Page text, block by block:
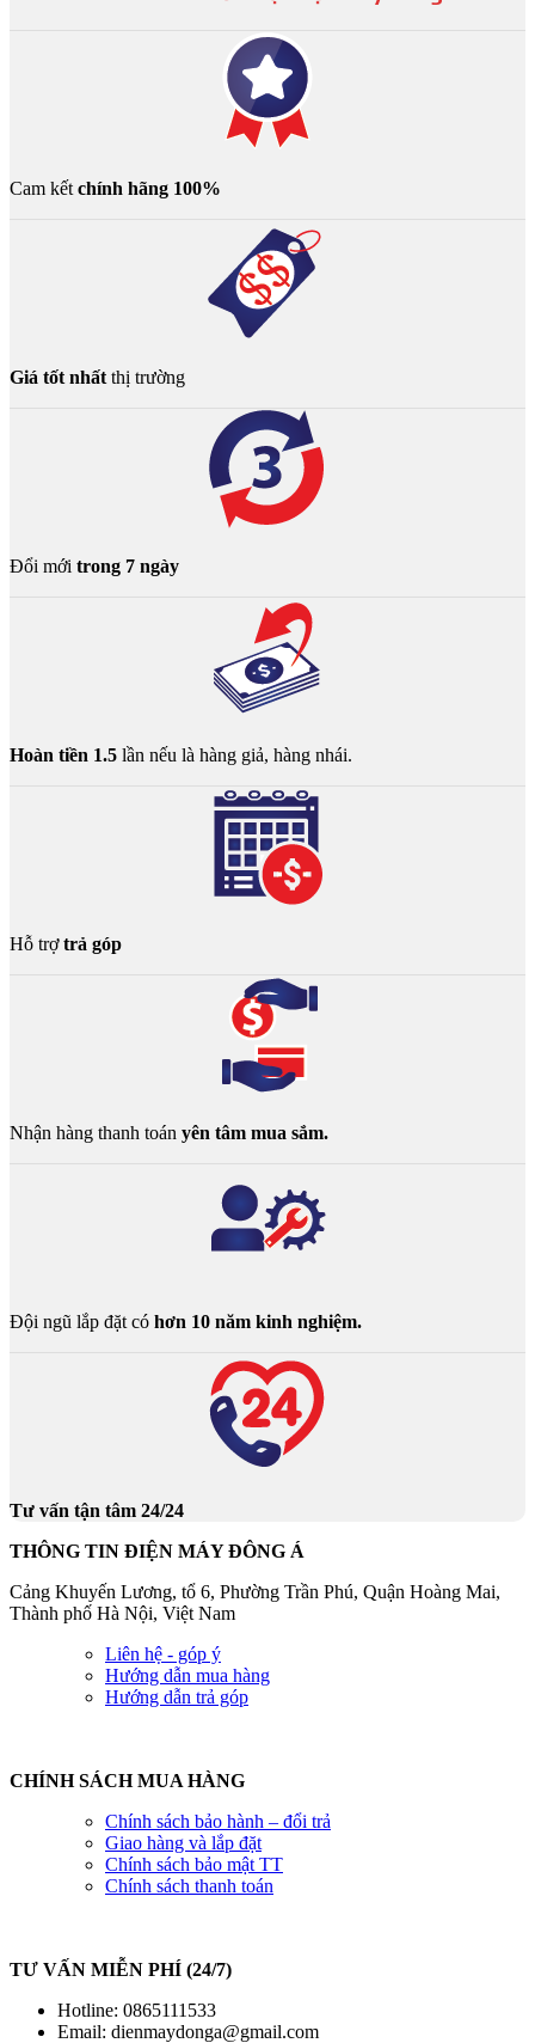
Cam kết chính hãng 100%
Giá tốt nhất thị trường
Đổi mới trong 7 ngày
Hoàn tiền 1.5 lần nếu là hàng giả, hàng nhái.
Hỗ trợtrả góp
Nhận hàng thanh toán yên tâm mua sắm.
Đội ngũ lắp đặt có hơn 10 năm kinh nghiệm.
Tư vấn tận tâm 24/24
THÔNG TIN ĐIỆN MÁY ĐÔNG Á
Cảng Khuyến Lương, tổ 6, Phường Trần Phú, Quận Hoàng Mai,
Thành phố Hà Nội, Việt Nam
Liên hệ - góp ý
Hướng dẫn mua hàng
Hướng dẫn trả góp
CHÍNH SÁCH MUA HÀNG
Chính sách bảo hành – đổi trả
Giao hàng và lắp đặt
Chính sách bảo mật TT
Chính sách thanh toán
TƯ VẤN MIỄN PHÍ (24/7)
Hotline: 0865111533
Email: dienmaydonga@gmail.com